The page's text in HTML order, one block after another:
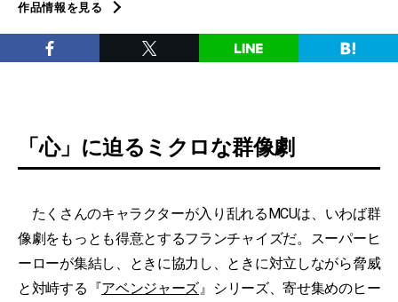
作品情報を見る
「心」に迫るミクロな群像劇
たくさんのキャラクターが入り乱れるMCUは、いわば群
像劇をもっとも得意とするフランチャイズだ。スーパーヒ
ーローが集結し、ときに協力し、ときに対立しながら脅威
と対峙する『アベンジャーズ』シリーズ、寄せ集めのヒー